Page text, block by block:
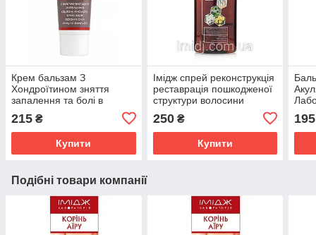
Крем бальзам З
Хондроїтином зняття
запалення та болі в
суглобах, м'язах і хребті
Імідж Лабораторія
215 ₴
Купити
Імідж спрей реконструкція
реставрація пошкодженої
структури волосини
250₴
Купити
195
Подібні товари компанії